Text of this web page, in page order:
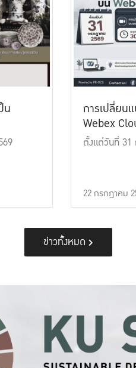
น
การเปลี่ยน
Webex
ตั้งแต่วันที่
22 กรกฎาคม
ข่าวทั้งหมด